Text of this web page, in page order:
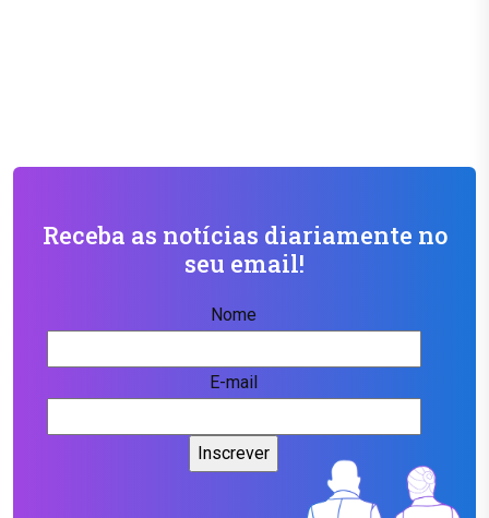
Receba as notícias diariamente no
seu email!
Nome
E-mail